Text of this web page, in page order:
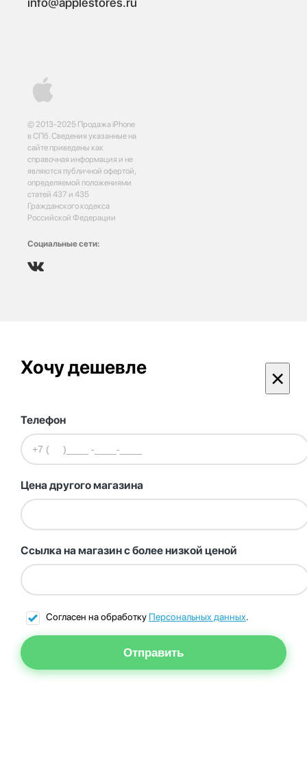
© 2013-2025 Продажа iPhone
в СПб. Сведения указанные на
сайте приведены как
справочная информация и не
являются публичной офертой,
определяемой положениями
статей 437 и 435
Гражданского кодекса
Российской Федерации
Социальные сети:
Хочу дешевле ×
Телефон
Цена другого магазина
Ссылка на магазин с более низкой ценой
Согласен на обработку Персональных данных.
Отправить